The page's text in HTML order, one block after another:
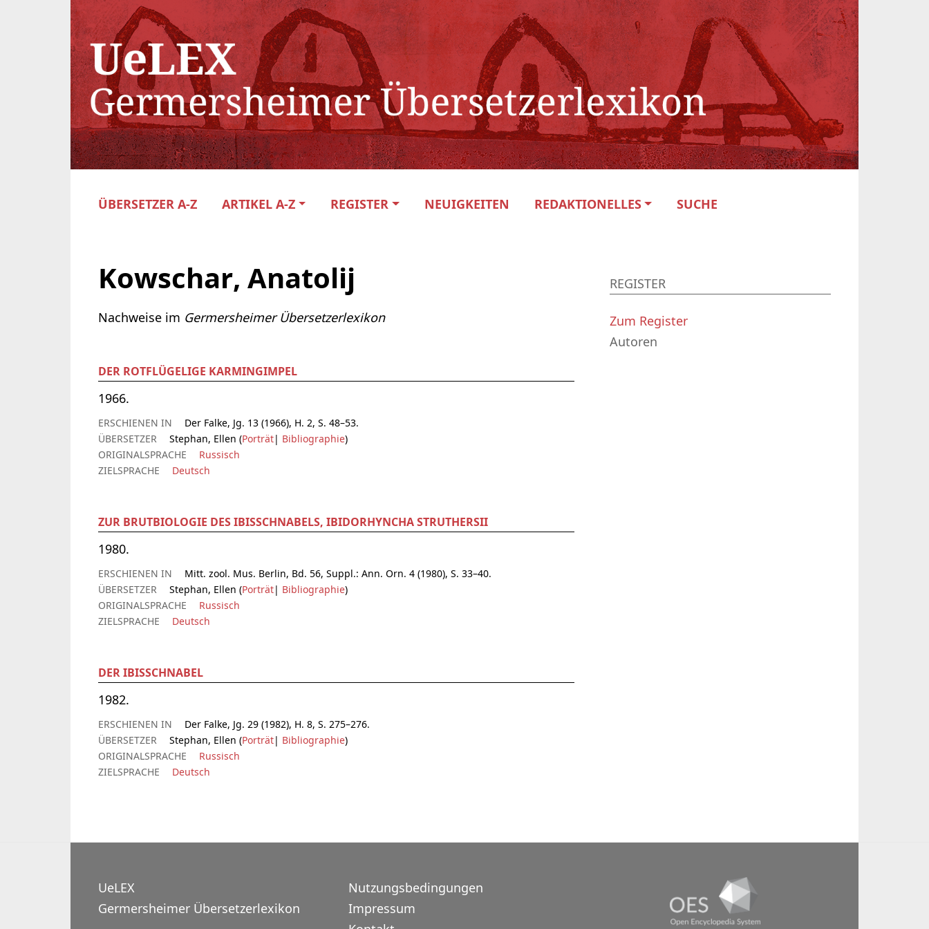
ÜBERSETZER A-Z ARTIKEL A-Z REGISTER NEUIGKEITEN REDAKTIONELLES SUCHE
Kowschar, Anatolij
Nachweise im Germersheimer Übersetzerlexikon
DER ROTFLÜGELIGE KARMINGIMPEL
1966.
ERSCHIENEN IN
Der Falke, Jg. 13 (1966), H. 2, S. 48–53.
ÜBERSETZER
Stephan, Ellen (Porträt| Bibliographie)
ORIGINALSPRACHE
Russisch
ZIELSPRACHE
Deutsch
ZUR BRUTBIOLOGIE DES IBISSCHNABELS, IBIDORHYNCHA STRUTHERSII
1980.
ERSCHIENEN IN
Mitt. zool. Mus. Berlin, Bd. 56, Suppl.: Ann. Orn. 4 (1980), S. 33–40.
ÜBERSETZER
Stephan, Ellen (Porträt| Bibliographie)
ORIGINALSPRACHE
Russisch
ZIELSPRACHE
Deutsch
DER IBISSCHNABEL
1982.
ERSCHIENEN IN
Der Falke, Jg. 29 (1982), H. 8, S. 275–276.
ÜBERSETZER
Stephan, Ellen (Porträt| Bibliographie)
ORIGINALSPRACHE
Russisch
ZIELSPRACHE
Deutsch
REGISTER
Zum Register
Autoren
UeLEX
Germersheimer Übersetzerlexikon
Nutzungsbedingungen
Impressum